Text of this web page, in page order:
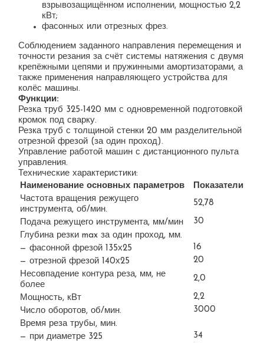
взрывозащищённом исполнении, мощностью 2,2
кВт;
фасонных или отрезных фрез.
Соблюдением заданного направления перемещения и
точности резания за счёт системы натяжения с двумя
крепёжными цепями и пружинными амортизаторами, а
также применения направляющего устройства для
колёс машины.
Функции:
Резка труб 325-1420 мм с одновременной подготовкой
кромок под сварку.
Резка труб с толщиной стенки 20 мм разделительной
отрезной фрезой (за один проход).
Управление работой машин с дистанционного пульта
управления.
Технические характеристики:
Наименование основных параметров
Показатели
Частота вращения режущего
инструмента, об/мин.
52,78
Подача режущего инструмента, мм/мин
30
Глубина резки max за один проход, мм.
— фасонной фрезой 135х25
16
— отрезной фрезой 140х25
20
Несовпадение контура реза, мм, не
более
2,0
Мощность, кВт
2,2
Число оборотов, об/мин.
3000
Время реза трубы, мин.
— при диаметре 325
34